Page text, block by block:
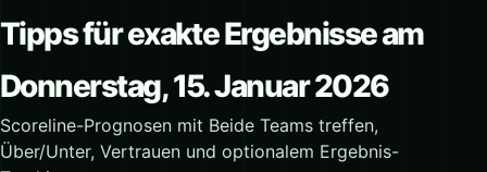
Tipps für exakte Ergebnisse am
Donnerstag, 15. Januar 2026
Scoreline-Prognosen mit Beide Teams treffen,
Über/Unter, Vertrauen und optionalem Ergebnis-